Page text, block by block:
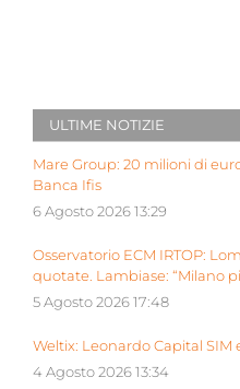
ULTIME NOTIZIE
Mare Group: 20 milioni di
Banca Ifis
6 Agosto 2026 13:29
Osservatorio ECM IRTOP:
quotate. Lambiase: “Milano
5 Agosto 2026 17:48
Weltix: Leonardo Capital SIM
4 Agosto 2026 13:34